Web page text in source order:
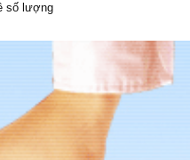
số lượng